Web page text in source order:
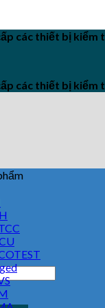
các thiết bị
các thiết bị